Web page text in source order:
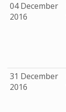
04 December
2016
31 December
2016